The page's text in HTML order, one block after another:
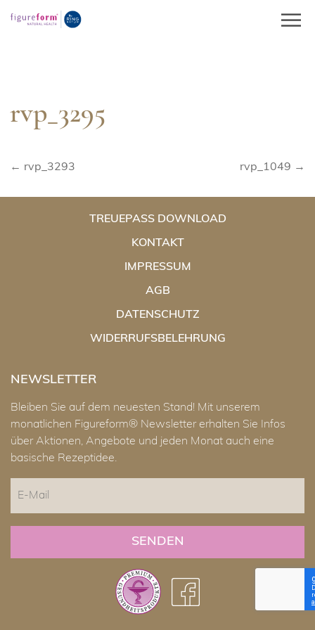
zum
rvp_3295
Beitragsnavigation
← rvp_3293 rvp_1049 →
TREUEPASS DOWNLOAD
KONTAKT
IMPRESSUM
AGB
DATENSCHUTZ
WIDERRUFSBELEHRUNG
NEWSLETTER
Bleiben Sie auf dem neuesten Stand! Mit unserem
monatlichen Figureform® Newsletter erhalten Sie Infos
über Aktionen, Angebote und jeden Monat auch eine
basische Rezeptidee.
Mail
CAPTCHA